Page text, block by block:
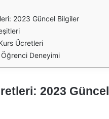
2023 Güncel Bilgiler
Ücretleri
Deneyimi
2023 Güncel